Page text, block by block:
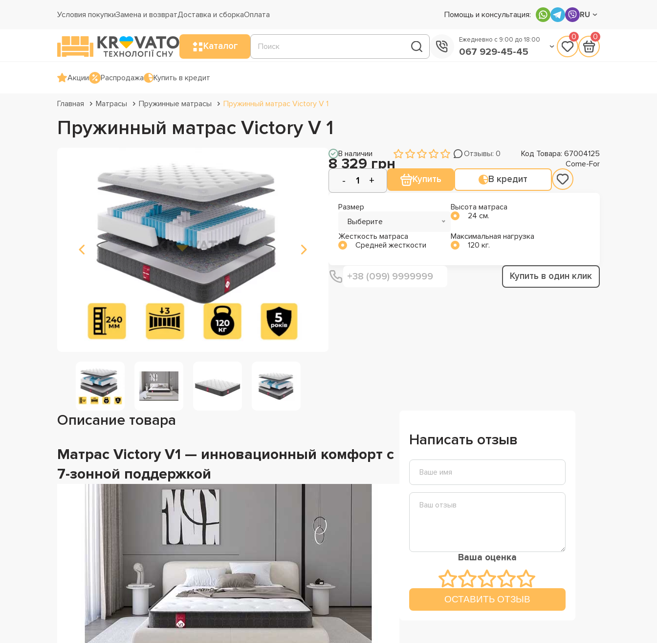
Условия покупкиЗамена и возвратДоставка и сборкаОплата Помощь и консультация: RU
Каталог
Ежедневно с 9:00 до 18:00
067 929-45-45
0 0
Акции Распродажа Купить в кредит
Главная Матрасы Пружинные матрасы Пружинный матрас Victory V 1
Пружинный матрас Victory V 1
В наличии Отзывы: 0 Код Товара: 67004125
8 329 грн Come-For
Купить В кредит
Размер
Выберите
Высота матраса
24 см.
Жесткость матраса
Средней жесткости
Максимальная нагрузка
120 кг.
Купить в один клик
Описание товара
Матрас Victory V1 — инновационный комфорт с
7-зонной поддержкой
Написать отзыв
Ваша оценка
ОСТАВИТЬ ОТЗЫВ